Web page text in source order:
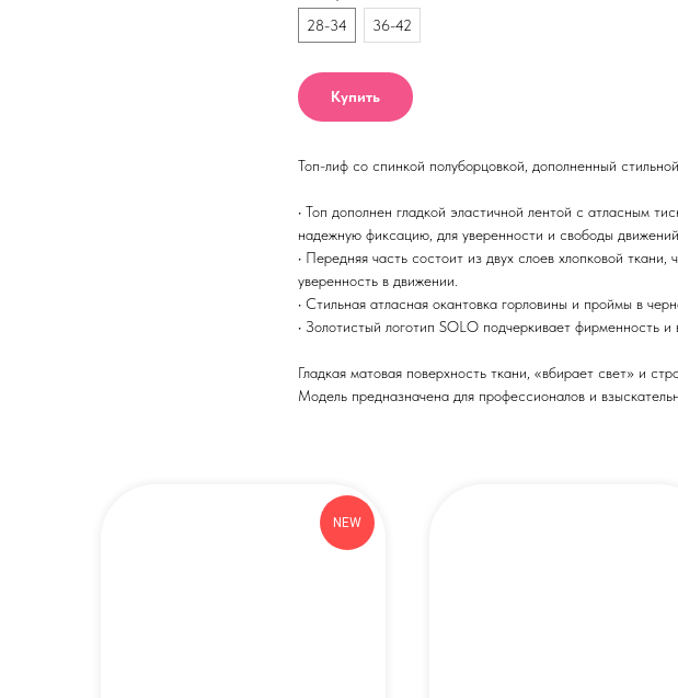
28-34
36-42
Купить
Топ-лиф со спинкой полуборцовкой, дополненный
• Топ дополнен гладкой эластичной лентой с атласным
надежную фиксацию, для уверенности и свободы движений.
• Передняя часть состоит из двух слоев хлопковой
уверенность в движении.
• Стильная атласная окантовка горловины и проймы в
• Золотистый логотип SOLO подчеркивает фирменность и
Гладкая матовая поверхность ткани, «вбирает свет» и
Модель предназначена для профессионалов и
NEW